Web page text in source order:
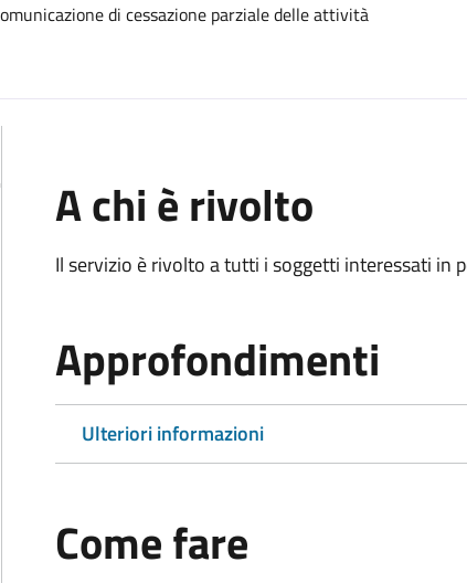
di cessazione parziale delle attività
A chi è rivolto
Il servizio è rivolto a tutti i soggetti interessati in
Approfondimenti
Ulteriori informazioni
Come fare